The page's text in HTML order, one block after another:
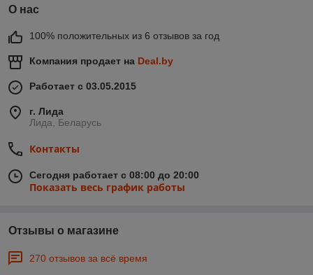
О нас
100% положительных из 6 отзывов за год
Компания продает на Deal.by
Работает с 03.05.2015
г. Лида
Лида, Беларусь
Контакты
Сегодня работает с 08:00 до 20:00
Показать весь график работы
Отзывы о магазине
270 отзывов за всё время